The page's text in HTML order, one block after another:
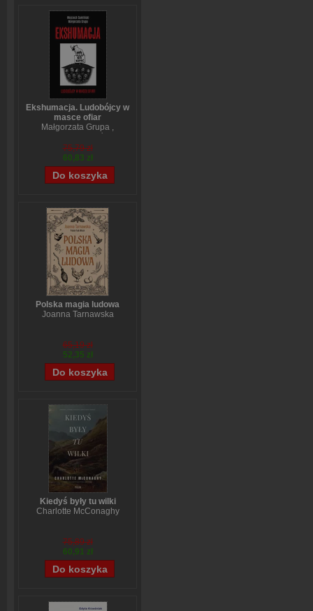
Ekshumacja. Ludobójcy w
masce ofiar
Małgorzata Grupa ,
75,79 zł
60,83 zł
Polska magia ludowa
Joanna Tarnawska
65,19 zł
52,35 zł
Kiedyś były tu wilki
Charlotte McConaghy
75,89 zł
60,91 zł